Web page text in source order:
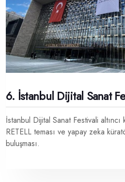
6. İstanbul Dijital Sanat
İstanbul Dijital Sanat Festivali altıncı
RETELL teması ve yapay zeka
buluşması.